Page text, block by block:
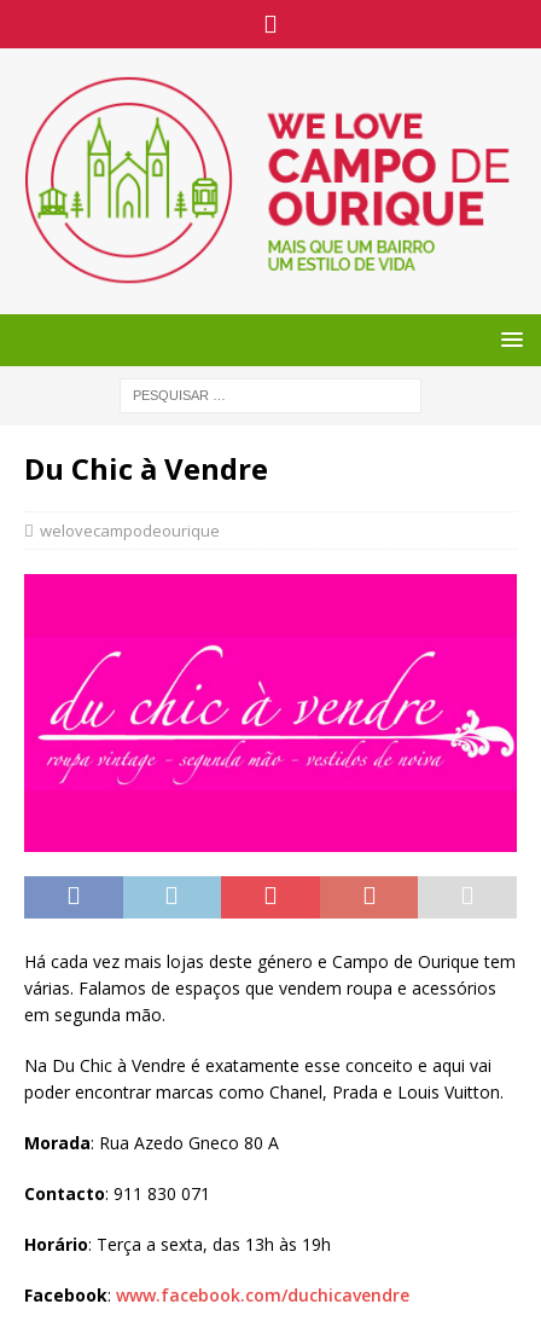
Du Chic à Vendre
welovecampodeourique
Há cada vez mais lojas deste género e Campo de Ourique tem
várias. Falamos de espaços que vendem roupa e acessórios
em segunda mão.
Na Du Chic à Vendre é exatamente esse conceito e aqui vai
poder encontrar marcas como Chanel, Prada e Louis Vuitton.
Morada: Rua Azedo Gneco 80 A
Contacto: 911 830 071
Horário: Terça a sexta, das 13h às 19h
Facebook: www.facebook.com/duchicavendre